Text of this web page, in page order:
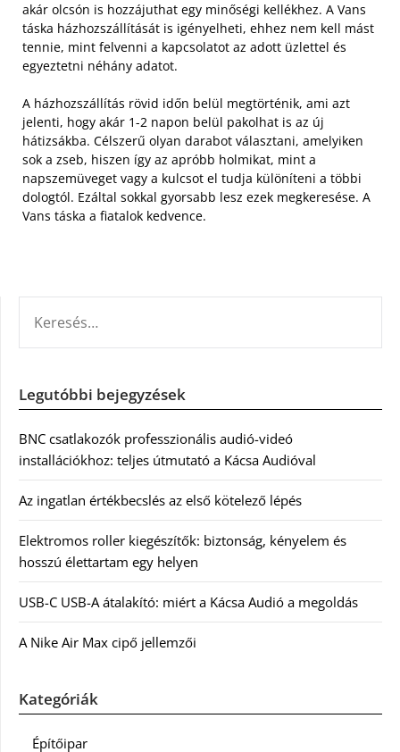
akár olcsón is hozzájuthat egy minőségi kellékhez. A Vans
táska házhozszállítását is igényelheti, ehhez nem kell mást
tennie, mint felvenni a kapcsolatot az adott üzlettel és
egyeztetni néhány adatot.
A házhozszállítás rövid időn belül megtörténik, ami azt
jelenti, hogy akár 1-2 napon belül pakolhat is az új
hátizsákba. Célszerű olyan darabot választani, amelyiken
sok a zseb, hiszen így az apróbb holmikat, mint a
napszemüveget vagy a kulcsot el tudja különíteni a többi
dologtól. Ezáltal sokkal gyorsabb lesz ezek megkeresése. A
Vans táska a fiatalok kedvence.
Legutóbbi bejegyzések
BNC csatlakozók professzionális audió-videó
installációkhoz: teljes útmutató a Kácsa Audióval
Az ingatlan értékbecslés az első kötelező lépés
Elektromos roller kiegészítők: biztonság, kényelem és
hosszú élettartam egy helyen
USB-C USB-A átalakító: miért a Kácsa Audió a megoldás
A Nike Air Max cipő jellemzői
Kategóriák
Építőipar